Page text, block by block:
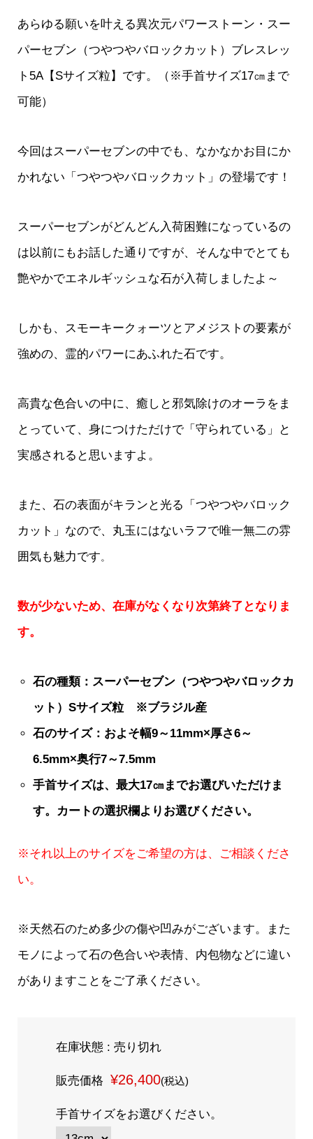
あらゆる願いを叶える異次元パワーストーン・スー
パーセブン（つやつやバロックカット）ブレスレッ
ト5A【Sサイズ粒】です。（※手首サイズ17㎝まで
可能）
今回はスーパーセブンの中でも、なかなかお目にか
かれない「つやつやバロックカット」の登場です！
スーパーセブンがどんどん入荷困難になっているの
は以前にもお話した通りですが、そんな中でとても
艶やかでエネルギッシュな石が入荷しましたよ～
しかも、スモーキークォーツとアメジストの要素が
強めの、霊的パワーにあふれた石です。
高貴な色合いの中に、癒しと邪気除けのオーラをま
とっていて、身につけただけで「守られている」と
実感されると思いますよ。
また、石の表面がキランと光る「つやつやバロック
カット」なので、丸玉にはないラフで唯一無二の雰
囲気も魅力です。
数が少ないため、在庫がなくなり次第終了となりま
す。
石の種類：スーパーセブン（つやつやバロックカ
ット）Sサイズ粒 ※ブラジル産
石のサイズ：およそ幅9～11mm×厚さ6～
6.5mm×奥行7～7.5mm
手首サイズは、最大17㎝までお選びいただけま
す。カートの選択欄よりお選びください。
※それ以上のサイズをご希望の方は、ご相談くださ
い。
※天然石のため多少の傷や凹みがございます。また
モノによって石の色合いや表情、内包物などに違い
がありますことをご了承ください。
在庫状態 : 売り切れ
販売価格 ¥26,400(税込)
手首サイズをお選びください。